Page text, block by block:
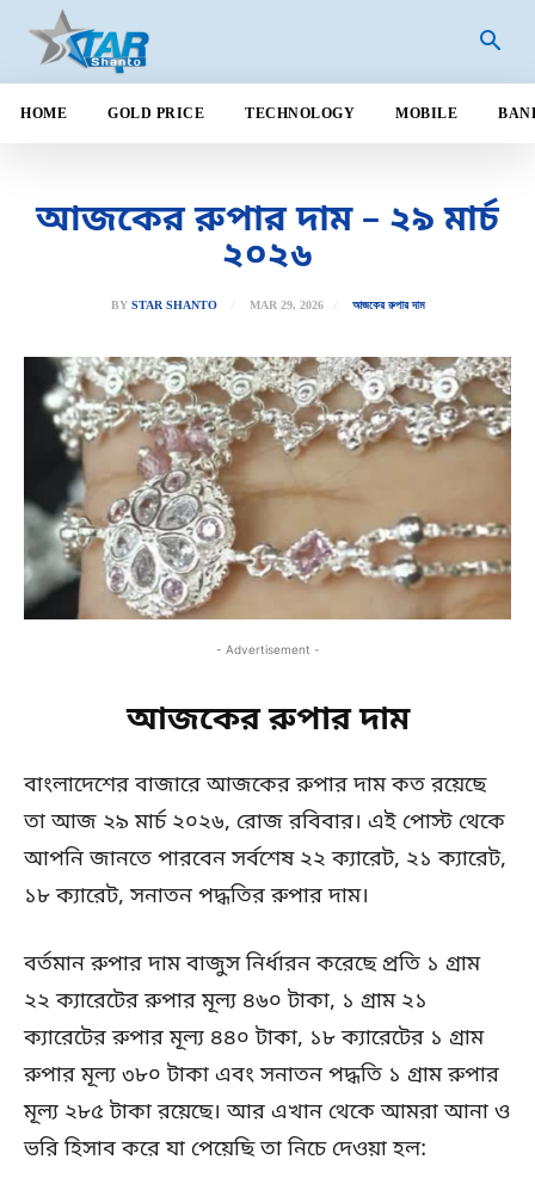
HOME GOLD PRICE TECHNOLOGY MOBILE
আজকের রুপার দাম – ২৯ মার্চ
২০২৬
BY STAR SHANTO MAR 29, 2026 আজকের রুপার দাম
- Advertisement -
আজকের রুপার দাম
বাংলাদেশের বাজারে আজকের রুপার দাম কত রয়েছে
তা আজ ২৯ মার্চ ২০২৬, রোজ রবিবার। এই পোস্ট থেকে
আপনি জানতে পারবেন সর্বশেষ ২২ ক্যারেট, ২১ ক্যারেট,
১৮ ক্যারেট, সনাতন পদ্ধতির রুপার দাম।
বর্তমান রুপার দাম বাজুস নির্ধারন করেছে প্রতি ১ গ্রাম
২২ ক্যারেটের রুপার মূল্য ৪৬০ টাকা, ১ গ্রাম ২১
ক্যারেটের রুপার মূল্য ৪৪০ টাকা, ১৮ ক্যারেটের ১ গ্রাম
রুপার মূল্য ৩৮০ টাকা এবং সনাতন পদ্ধতি ১ গ্রাম রুপার
মূল্য ২৮৫ টাকা রয়েছে। আর এখান থেকে আমরা আনা ও
ভরি হিসাব করে যা পেয়েছি তা নিচে দেওয়া হল: